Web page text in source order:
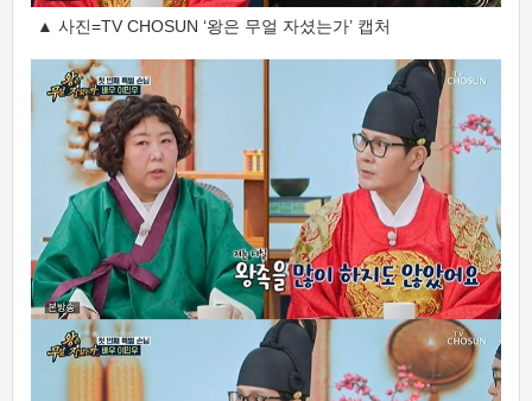
▲ 사진=TV CHOSUN ‘왕은 무얼 자셨는가’ 캡처